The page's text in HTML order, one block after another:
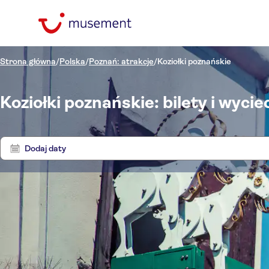
Strona główna/Polska/Poznań: atrakcje/Koziołki poznańskie
Koziołki poznańskie: bilety i
Dodaj daty
Cena (osoba dorosła)
Min. Max. zł
Odbiór z hotelu
NO-PICKUP
Bilet
Wycieczka z przewodnikiem
Prywatna Wycieczka
Kategorie
Atrakcje i usługi
Język